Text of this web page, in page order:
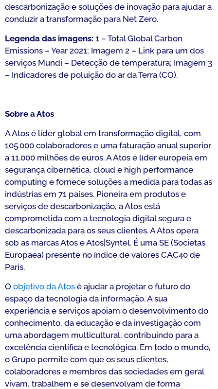
descarbonização e soluções de inovação para ajudar a
conduzir a transformação para Net Zero.
Legenda das imagens: 1 – Total Global Carbon
Emissions – Year 2021; Imagem 2 – Link para um dos
serviços Mundi – Detecção de temperatura; Imagem 3
– Indicadores de poluição do ar da Terra (CO).
Sobre a Atos
A Atos é líder global em transformação digital, com
105.000 colaboradores e uma faturação anual superior
a 11.000 milhões de euros. A Atos é líder europeia em
segurança cibernética, cloud e high performance
computing e fornece soluções a medida para todas as
indústrias em 71 países. Pioneira em produtos e
serviços de descarbonização, a Atos está
comprometida com a tecnologia digital segura e
descarbonizada para os seus clientes. A Atos opera
sob as marcas Atos e Atos|Syntel. É uma SE (Societas
Europaea) presente no índice de valores CAC40 de
Paris.
O objetivo da Atos é ajudar a projetar o futuro do
espaço da tecnologia da informação. A sua
experiência e serviços apoiam o desenvolvimento do
conhecimento, da educação e da investigação com
uma abordagem multicultural, contribuindo para a
excelência científica e tecnológica. Em todo o mundo,
o Grupo permite com que os seus clientes,
colaboradores e membros das sociedades em geral
vivam, trabalhem e se desenvolvam de forma